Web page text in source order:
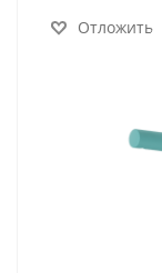
Отложить